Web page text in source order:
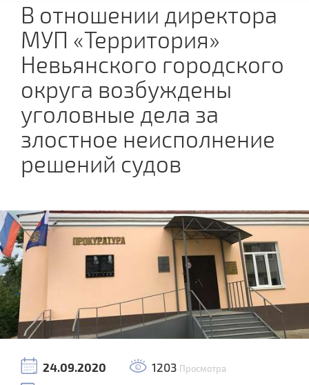
В отношении директора
МУП «Территория»
Невьянского городского
округа возбуждены
уголовные дела за
злостное неисполнение
решений судов
24.09.2020 1203 Просмотра